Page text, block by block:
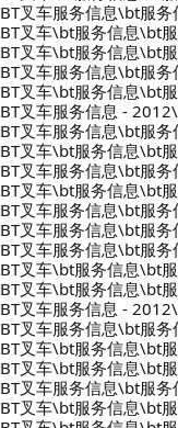
BT叉车服务信息\bt服
BT叉车\bt服务信息\bt
BT叉车\bt服务信息\bt
BT叉车服务信息\bt服
BT叉车\bt服务信息\bt
BT叉车服务信息 -
BT叉车服务信息\bt服
BT叉车\bt服务信息\bt
BT叉车服务信息\bt服
BT叉车\bt服务信息\bt
BT叉车服务信息\bt服
BT叉车服务信息\bt服
BT叉车服务信息\bt服
BT叉车\bt服务信息\bt
BT叉车\bt服务信息\bt
BT叉车服务信息 -
BT叉车服务信息\bt服
BT叉车\bt服务信息\bt
BT叉车\bt服务信息\bt
BT叉车服务信息\bt服
BT叉车\bt服务信息\bt